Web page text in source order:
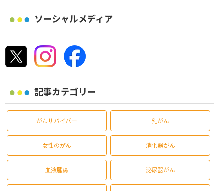
ソーシャルメディア
記事カテゴリー
がんサバイバー 乳がん
女性のがん 消化器がん
血液腫瘍 泌尿器がん